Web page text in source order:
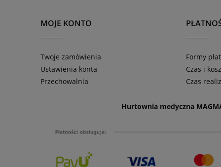
MOJE KONTO
Twoje zamówienia
Ustawienia konta
Przechowalnia
Formy
Czas i
Czas
Hurtownia medyczna